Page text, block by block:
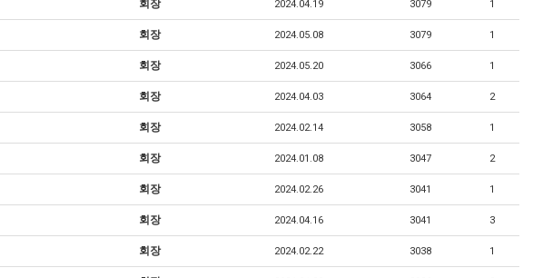
회장 2024.04.19 3079 1
회장 2024.05.08 3079 1
회장 2024.05.20 3066 1
회장 2024.04.03 3064 2
회장 2024.02.14 3058 1
회장 2024.01.08 3047 2
회장 2024.02.26 3041 1
회장 2024.04.16 3041 3
회장 2024.02.22 3038 1